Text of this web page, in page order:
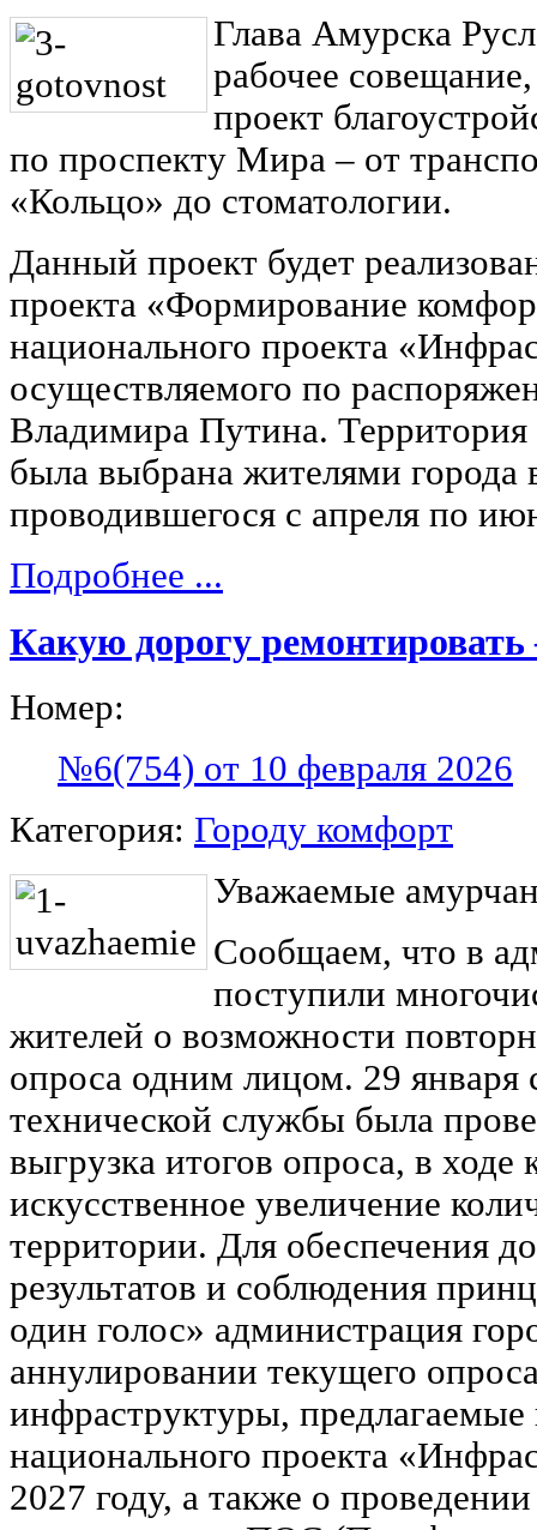
Глава Амурска
рабочее
проект
по проспекту Мира – от
«Кольцо» до стоматологии.
Данный проект будет
проекта «Формирование
национального проекта
осуществляемого по
Владимира Путина. Территория
была выбрана жителями города
проводившегося с апреля по
Подробнее ...
Какую дорогу
Номер:
№6(754) от 10 февраля 2026
Категория: Городу комфорт
Уважаемые
Сообщаем, что в
поступили
жителей о возможности
опроса одним лицом. 29 января
технической службы была
выгрузка итогов опроса, в
искусственное увеличение
территории. Для обеспечения
результатов и соблюдения
один голос» администрация
аннулировании текущего
инфраструктуры,
национального проекта
2027 году, а также о